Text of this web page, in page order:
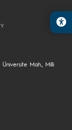
Üniversite Mah., Milli